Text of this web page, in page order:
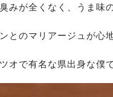
みが全くなく、うま味
とのマリアージュが心
オで有名な県出身な僕